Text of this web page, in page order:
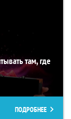
там, где
ПОДРОБНЕЕ